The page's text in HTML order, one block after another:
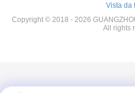
Vista da
Copyright © 2018 - 2026
All rights